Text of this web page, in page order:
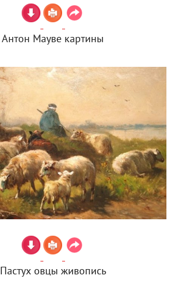
Антон Мауве картины
Пастух овцы живопись